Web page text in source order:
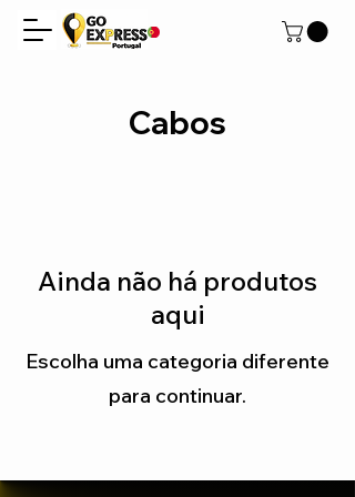
Cabos
Ainda não há produtos
aqui
Escolha uma categoria diferente
para continuar.